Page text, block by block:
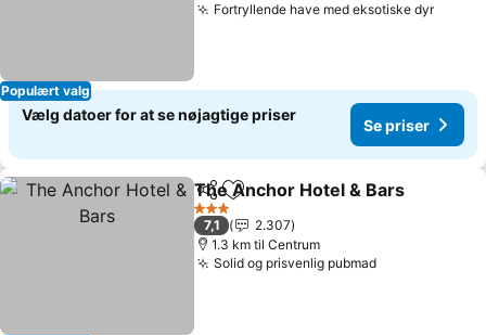
Populært valg
Fortryllende have med eksotiske dyr
Vælg datoer for at se nøjagtige priser
Se priser
Del Føj til favoritter
The Anchor Hotel & Bars
3 Stjerner
7,1
2.307
1.3 km til Centrum
Solid og prisvenlig pubmad